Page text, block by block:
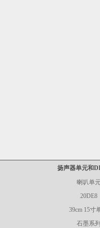
扬声器单元和
喇叭单
20DE8
39cm 15寸
石墨系列